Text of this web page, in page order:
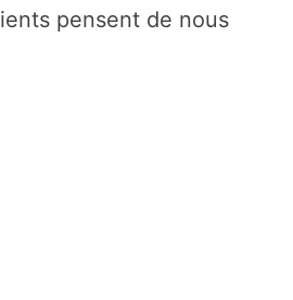
pensent de nous